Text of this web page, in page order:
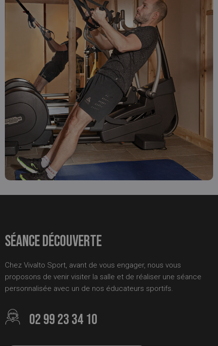
Séance découverte
Chez Vivalto Sport, avant de vous engager, nous vous
proposons de venir visiter la salle et de réaliser une séance
personnalisée avec un de nos éducateurs sportifs.
02 99 23 34 10